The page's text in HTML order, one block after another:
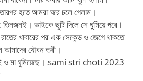
তারপর হতে আমরা ঘরে চলে গেলাম।
ভাইকে ছুটি দিলে সে ঘুমিয়ে পরে।
খাবারের পর এক সেকেন্ড ও জেগে থাকতে
আমাদের যৌবন তরী।
ও মা ঘুমিয়েছে। sami stri choti 2023